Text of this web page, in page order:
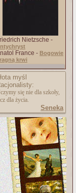
Nietzsche -
France - Bogowie
krwi
myśl
się nie dla szkoły,
dla życia.
Seneka